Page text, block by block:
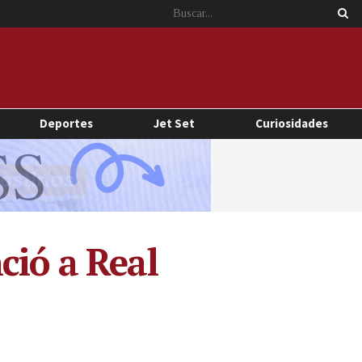
Deportes Jet Set Curiosidades
a Real